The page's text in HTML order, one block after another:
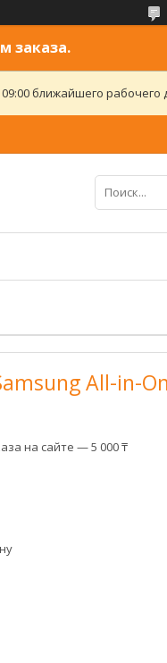
заказа.
ближайшего рабочего
All-in-
на сайте — 5 000 ₸